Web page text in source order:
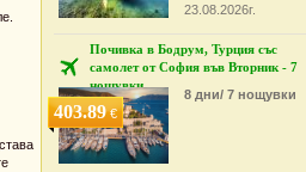
23.08.2026г.
Почивка в Бодрум, Турция със
самолет от София във Вторник - 7
нощувки
403.89€
8 дни/ 7 нощувки